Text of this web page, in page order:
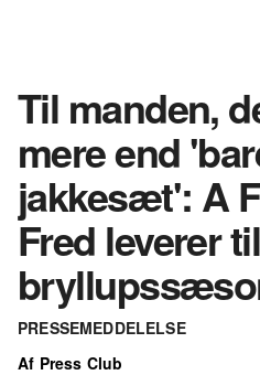
Til manden,
mere end
jakkesæt': A
Fred leverer til
PRESSEMEDDELELSE
Af Press Club